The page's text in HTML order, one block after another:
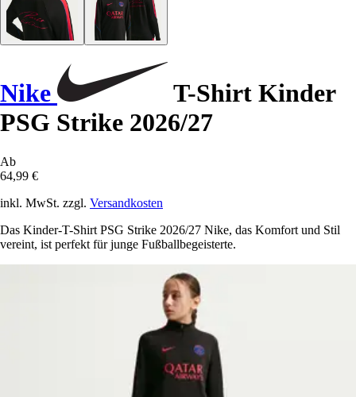
Nike
T-Shirt Kinder
PSG Strike 2026/27
Ab
64,99 €
inkl. MwSt. zzgl. Versandkosten
Das Kinder-T-Shirt PSG Strike 2026/27 Nike, das Komfort und Stil
vereint, ist perfekt für junge Fußballbegeisterte.